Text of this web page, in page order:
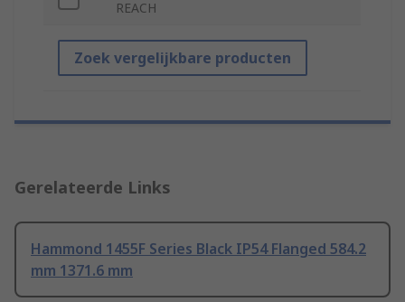
REACH
Zoek vergelijkbare producten
Gerelateerde Links
Hammond 1455F Series Black IP54 Flanged 584.2
mm 1371.6 mm